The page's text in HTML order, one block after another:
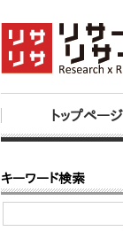
トップページ
キーワード検索